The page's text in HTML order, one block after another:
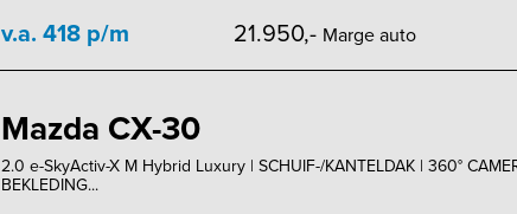
v.a. 418 p/m 21.950,- Marge auto
Mazda CX-30
2.0 e-SkyActiv-X M Hybrid Luxury | SCHUIF-/KANTELDAK | 360°
BEKLEDING...